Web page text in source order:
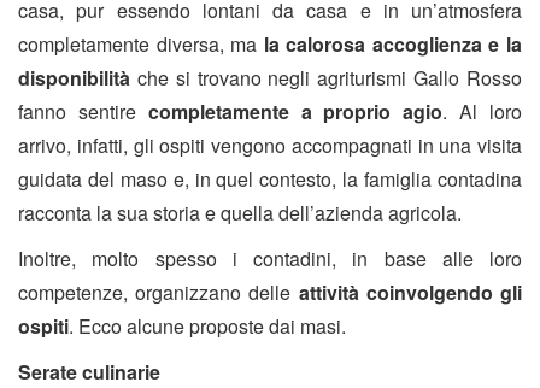
casa, pur essendo lontani da casa e in un’atmosfera
completamente diversa, ma la calorosa accoglienza e la
disponibilità che si trovano negli agriturismi Gallo Rosso
fanno sentire completamente a proprio agio. Al loro
arrivo, infatti, gli ospiti vengono accompagnati in una visita
guidata del maso e, in quel contesto, la famiglia contadina
racconta la sua storia e quella dell’azienda agricola.
Inoltre, molto spesso i contadini, in base alle loro
competenze, organizzano delle attività coinvolgendo gli
ospiti. Ecco alcune proposte dai masi.
Serate culinarie